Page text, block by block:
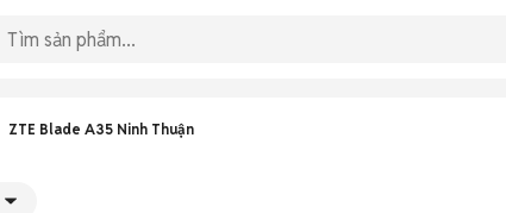
ZTE Blade A35 Ninh Thuận